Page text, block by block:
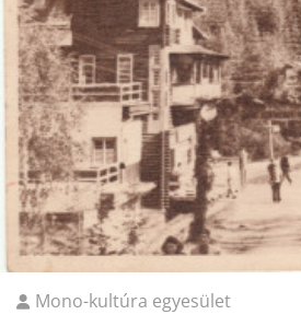
Mono-kultúra egyesület